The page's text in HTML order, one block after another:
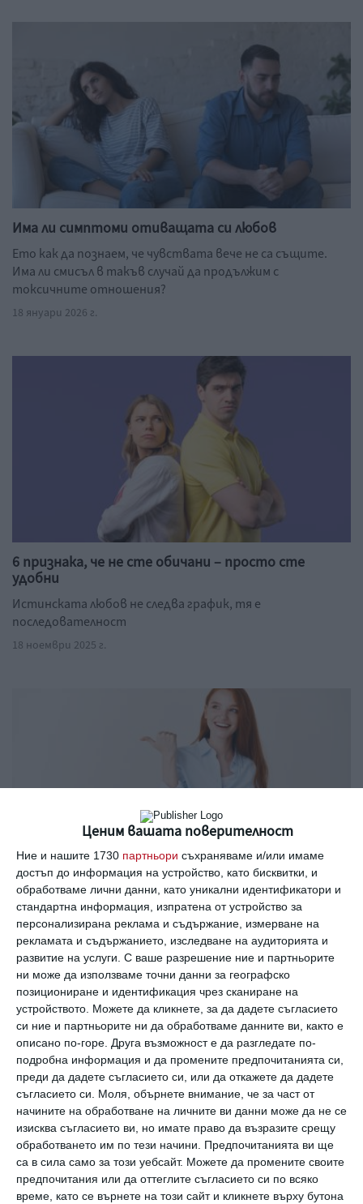
Ценим вашата поверителност
Ние и нашите 1730 партньори съхраняваме и/или имаме
достъп до информация на устройство, като бисквитки, и
обработваме лични данни, като уникални идентификатори и
стандартна информация, изпратена от устройство за
персонализирана реклама и съдържание, измерване на
рекламата и съдържанието, изследване на аудиторията и
развитие на услуги. С ваше разрешение ние и партньорите
ни може да използваме точни данни за географско
позициониране и идентификация чрез сканиране на
устройството. Можете да кликнете, за да дадете съгласието
си ние и партньорите ни да обработваме данните ви, както е
описано по-горе. Друга възможност е да разгледате по-
подробна информация и да промените предпочитанията си,
преди да дадете съгласието си, или да откажете да дадете
съгласието си. Моля, обърнете внимание, че за част от
начините на обработване на личните ви данни може да не се
изисква съгласието ви, но имате право да възразите срещу
обработването им по тези начини. Предпочитанията ви ще
са в сила само за този уебсайт. Можете да промените своите
предпочитания или да оттеглите съгласието си по всяко
време, като се върнете на този сайт и кликнете върху бутона
Има ли симптоми отиващата си любов
Ето как да познаем, че чувствата вече не са същите.
Има ли смисъл в такъв случай да продължим с
токсичните отношения?
18 януари 2026 г.
6 признака, че не сте обичани – просто сте
удобни
Истинската любов не следва график, тя е
последователност
18 ноември 2025 г.
Защо е по-добре жената да няма приятелки с
напредването на възрастта
Представяме ви 5 истории на реални дами, които
разказват кои са причините да вземат такова решение
30 април 2025 г.